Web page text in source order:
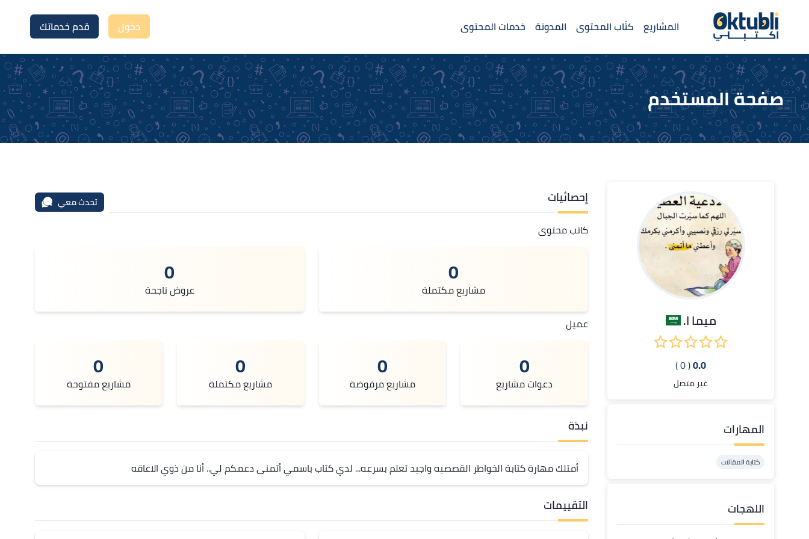
المشاريع كتّاب المحتوى المدونة خدمات المحتوى دخول قدم خدماتك
صفحة المستخدم
ميما ا.
0.0
( 0 )
غير متصل
المهارات
كتابة المقالات
اللهجات
إحصائيات تحدث معي
كاتب محتوى
0
مشاريع مكتملة
0
عروض ناجحة
عميل
0
دعوات مشاريع
0
مشاريع مرفوضة
0
مشاريع مكتملة
0
مشاريع مفتوحة
نبذة
أمتلك مهارة كتابة الخواطر القصصيه واجيد تعلم بسرعه... لدي كتاب باسمي أتمنى دعمكم لي.. أنا من ذوي الاعاقه
التقييمات